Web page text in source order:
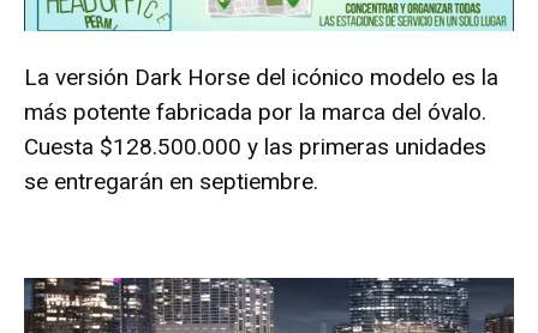
La versión Dark Horse del icónico modelo es la
más potente fabricada por la marca del óvalo.
Cuesta $128.500.000 y las primeras unidades
se entregarán en septiembre.